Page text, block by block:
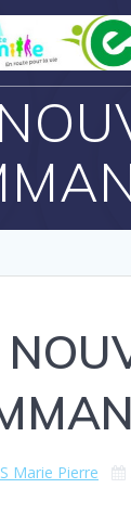
Marie Pierre